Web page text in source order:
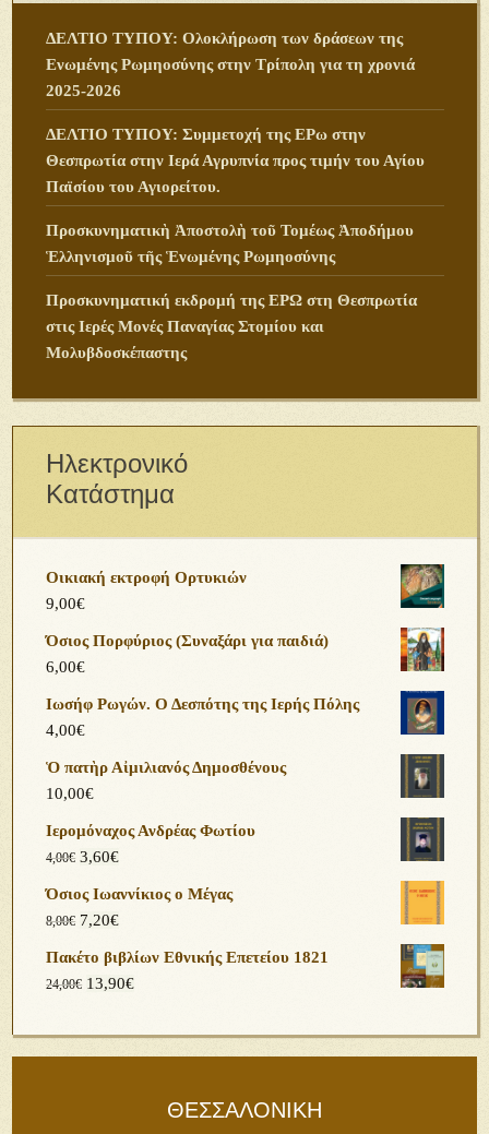
ΔΕΛΤΙΟ ΤΥΠΟΥ: Ολοκλήρωση των δράσεων της
Ενωμένης Ρωμηοσύνης στην Τρίπολη για τη χρονιά
2025-2026
ΔΕΛΤΙΟ ΤΥΠΟΥ: Συμμετοχή της ΕΡω στην
Θεσπρωτία στην Ιερά Αγρυπνία προς τιμήν του Αγίου
Παϊσίου του Αγιορείτου.
Προσκυνηματικὴ Ἀποστολὴ τοῦ Τομέως Ἀποδήμου
Ἑλληνισμοῦ τῆς Ἑνωμένης Ρωμηοσύνης
Προσκυνηματική εκδρομή της ΕΡΩ στη Θεσπρωτία
στις Ιερές Μονές Παναγίας Στομίου και
Μολυβδοσκέπαστης
Ηλεκτρονικό
Κατάστημα
Οικιακή εκτροφή Ορτυκιών
Όσιος Πορφύριος (Συναξάρι για παιδιά)
Ιωσήφ Ρωγών. Ο Δεσπότης της Ιερής Πόλης
Ὁ πατὴρ Αἰμιλιανός Δημοσθένους
Ιερομόναχος Ανδρέας Φωτίου
Όσιος Ιωαννίκιος ο Μέγας
Πακέτο βιβλίων Εθνικής Επετείου 1821
ΘΕΣΣΑΛΟΝΙΚΗ